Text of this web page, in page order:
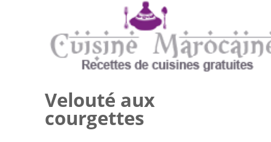
Velouté aux
courgettes